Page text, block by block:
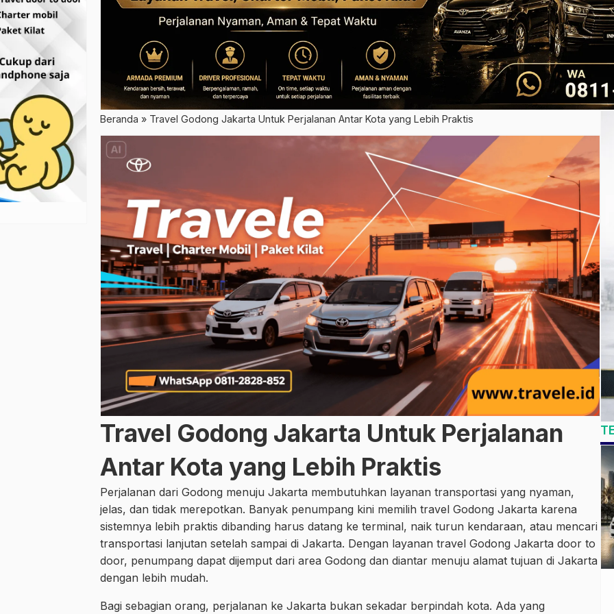
Beranda » Travel Godong Jakarta Untuk Perjalanan Antar Kota yang Lebih Praktis
Travel Godong Jakarta Untuk Perjalanan
Antar Kota yang Lebih Praktis
Perjalanan dari Godong menuju Jakarta membutuhkan layanan transportasi yang nyaman,
jelas, dan tidak merepotkan. Banyak penumpang kini memilih travel Godong Jakarta karena
sistemnya lebih praktis dibanding harus datang ke terminal, naik turun kendaraan, atau mencari
transportasi lanjutan setelah sampai di Jakarta. Dengan layanan travel Godong Jakarta door to
door, penumpang dapat dijemput dari area Godong dan diantar menuju alamat tujuan di Jakarta
dengan lebih mudah.
Bagi sebagian orang, perjalanan ke Jakarta bukan sekadar berpindah kota. Ada yang